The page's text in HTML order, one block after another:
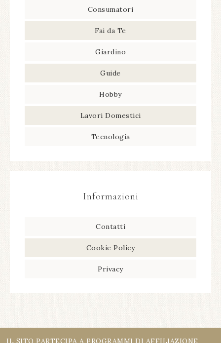
Consumatori
Fai da Te
Giardino
Guide
Hobby
Lavori Domestici
Tecnologia
Informazioni
Contatti
Cookie Policy
Privacy